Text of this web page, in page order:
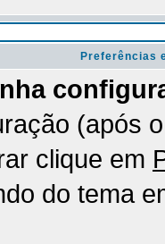
Preferências
(após
clique em
do tema